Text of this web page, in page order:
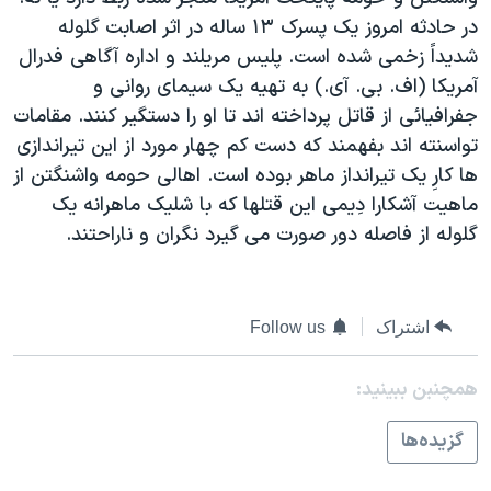
فرهنگ و زندگی
حقوق شهروندی
اقتصادی
علم و فناوری
اسرائیل در جنگ
گالری عکس
مستندها
انتخابات ریاست جمهوری آمریکا ۲۰۲۴
حمله جمهوری اسلامی به اسرائیل
رمز مهسا
ورزش زنان در ایران
اعتراضات زن، زندگی، آزادی
دادگاه حمید نوری
اعتراضات مردمی آبان ۹۸
دنبال کنید
زبانهای مختلف
در حادثه امروز يک پسرک ۱۳ ساله در اثر اصابت گلوله
شديداً زخمی شده است. پليس مريلند و اداره آگاهی فدرال
آمريکا (اف. بی. آی.) به تهيه يک سيمای روانی و
جفرافيائی از قاتل پرداخته اند تا او را دستگير کنند. مقامات
تواسنته اند بفهمند که دست کم چهار مورد از اين تيراندازی
ها کارِ يک تيرانداز ماهر بوده است. اهالی حومه واشنگتن از
ماهيت آشکارا دِيمی اين قتلها که با شليک ماهرانه يک
گلوله از فاصله دور صورت می گيرد نگران و ناراحتند.
اشتراک Follow us
همچنبن ببینید:
گزيده‌ها